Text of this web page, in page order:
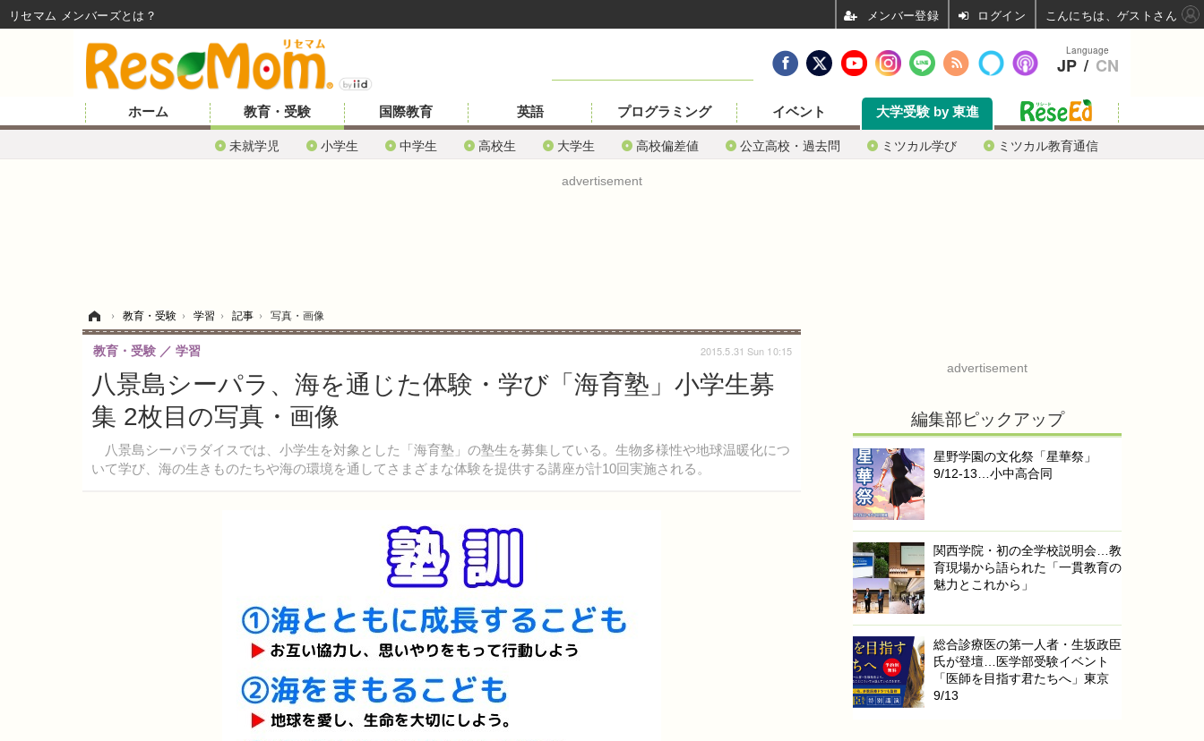
ホーム 教育・受験
未就学児 小学生 中学生 高校生 大学生 高校偏差値 公立高校・過去問 ミツカル学び ミツカル教育通信
国際教育 英語 プログラミング イベント 大学受験 by 東進
advertisement
› 教育・受験 › 学習 › 記事 › 写真・画像
八景島シーパラ、海を通じた体験・学び「海育塾」小学生募
集 2枚目の写真・画像
八景島シーパラダイスでは、小学生を対象とした「海育塾」の塾生を募集している。生物多様性や地球温暖化につ
いて学び、海の生きものたちや海の環境を通してさまざまな体験を提供する講座が計10回実施される。
教育・受験 学習 2015.5.31 Sun 10:15
advertisement
編集部ピックアップ
星野学園の文化祭「星華祭」
9/12-13…小中高合同
関西学院・初の全学校説明会…教
育現場から語られた「一貫教育の
魅力とこれから」
総合診療医の第一人者・生坂政臣
氏が登壇…医学部受験イベント
「医師を目指す君たちへ」東京
9/13
Language
JP / CN
リセマム メンバーズ ログイン こんにちは、ゲストさん